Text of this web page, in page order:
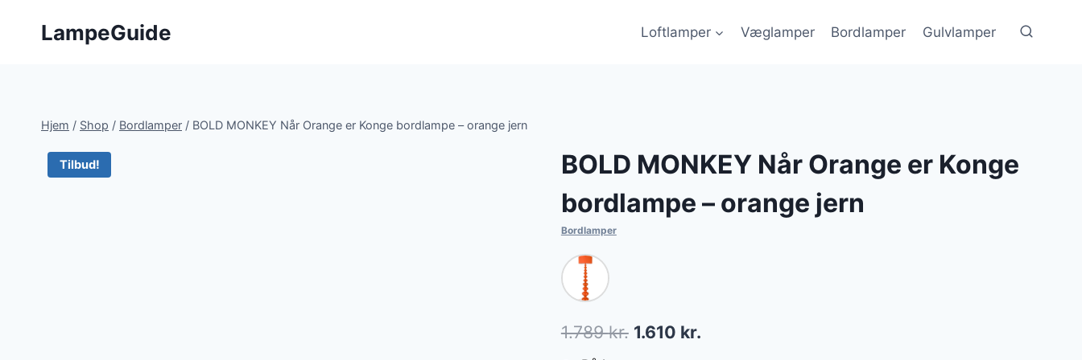
LampeGuide Loftlamper Væglamper Bordlamper Gulvlamper
Hjem / Shop / Bordlamper / BOLD MONKEY Når Orange er Konge bordlampe – orange jern
Tilbud!
BOLD MONKEY Når Orange er Konge
bordlampe – orange jern
Bordlamper
1.789kr. Den
1.610 kr.Den